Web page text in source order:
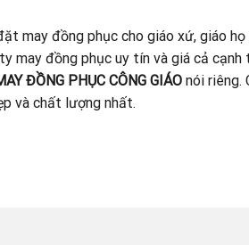
may đồng phục cho giáo xứ, giáo
may đồng phục uy tín và giá cả cạnh
ĐỒNG PHỤC CÔNG GIÁO nói riêng.
và chất lượng nhất.